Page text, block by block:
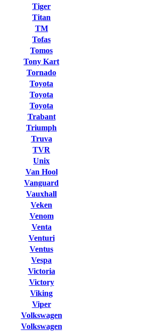
Tiger
Titan
TM
Tofas
Tomos
Tony Kart
Tornado
Toyota
Toyota
Toyota
Trabant
Triumph
Truva
TVR
Unix
Van Hool
Vanguard
Vauxhall
Veken
Venom
Venta
Venturi
Ventus
Vespa
Victoria
Victory
Viking
Viper
Volkswagen
Volkswagen